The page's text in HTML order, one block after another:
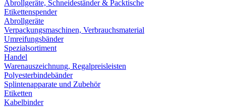
Abrollgeräte, Schneideständer & Packtische
Etikettenspender
Abrollgeräte
Verpackungsmaschinen, Verbrauchsmaterial
Umreifungsbänder
Spezialsortiment
Handel
Warenauszeichnung, Regalpreisleisten
Polyesterbindebänder
Splintenapparate und Zubehör
Etiketten
Kabelbinder